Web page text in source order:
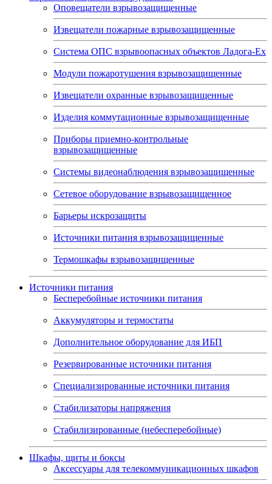
Оповещатели взрывозащищенные
Извещатели пожарные взрывозащищенные
Система ОПС взрывоопасных объектов Ладога-Ex
Модули пожаротушения взрывозащищенные
Извещатели охранные взрывозащищенные
Изделия коммутационные взрывозащищенные
Приборы приемно-контрольные
взрывозащищенные
Системы видеонаблюдения взрывозащищенные
Сетевое оборудование взрывозащищенное
Барьеры искрозащиты
Источники питания взрывозащищенные
Термошкафы взрывозащищенные
Источники питания
Бесперебойные источники питания
Аккумуляторы и термостаты
Дополнительное оборудование для ИБП
Резервированные источники питания
Специализированные источники питания
Стабилизаторы напряжения
Стабилизированные (небесперебойные)
Шкафы, щиты и боксы
Аксессуары для телекоммуникационных шкафов